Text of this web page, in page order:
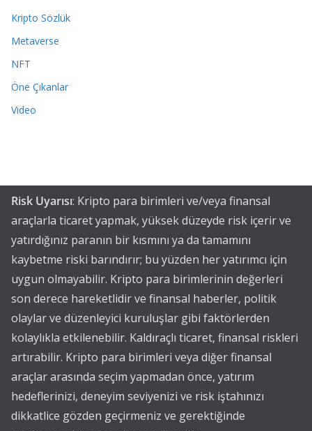
Kripto Sözlük
Metaverse
NFT
Öne Çıkanlar
Video
Risk Uyarısı: Kripto para birimleri ve/veya finansal
araçlarla ticaret yapmak, yüksek düzeyde risk içerir ve
yatırdığınız paranın bir kısmını ya da tamamını
kaybetme riski barındırır; bu yüzden her yatırımcı için
uygun olmayabilir. Kripto para birimlerinin değerleri
son derece hareketlidir ve finansal haberler, politik
olaylar ve düzenleyici kuruluşlar gibi faktörlerden
kolaylıkla etkilenebilir. Kaldıraçlı ticaret, finansal riskleri
artırabilir. Kripto para birimleri veya diğer finansal
araçlar arasında seçim yapmadan önce, yatırım
hedeflerinizi, deneyim seviyenizi ve risk iştahınızı
dikkatlice gözden geçirmeniz ve gerektiğinde